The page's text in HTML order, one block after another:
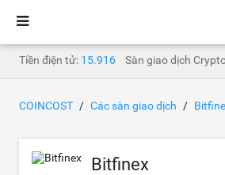
Tiền điện tử: 15.916 Sàn giao dịch
COINCOST Các sàn giao dịch
Bitfinex